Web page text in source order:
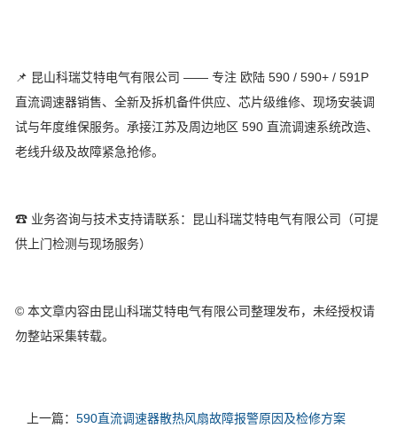
📌 昆山科瑞艾特电气有限公司 —— 专注 欧陆 590 / 590+ / 591P
直流调速器销售、全新及拆机备件供应、芯片级维修、现场安装调
试与年度维保服务。承接江苏及周边地区 590 直流调速系统改造、
老线升级及故障紧急抢修。
☎ 业务咨询与技术支持请联系：昆山科瑞艾特电气有限公司（可提
供上门检测与现场服务）
© 本文章内容由昆山科瑞艾特电气有限公司整理发布，未经授权请
勿整站采集转载。
上一篇： 590直流调速器散热风扇故障报警原因及检修方案